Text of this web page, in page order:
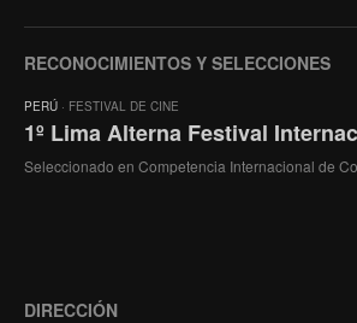
RECONOCIMIENTOS Y SELECCIONES
PERÚ · FESTIVAL DE CINE
1º Lima Alterna Festival
Seleccionado en Competencia Internacional de
DIRECCIÓN